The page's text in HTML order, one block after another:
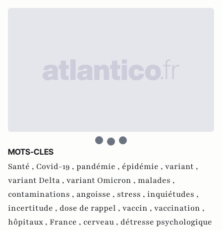
MOTS-CLES
Santé , Covid-19 , pandémie , épidémie , variant ,
variant Delta , variant Omicron , malades ,
contaminations , angoisse , stress , inquiétudes ,
incertitude , dose de rappel , vaccin , vaccination ,
hôpitaux , France , cerveau , détresse psychologique